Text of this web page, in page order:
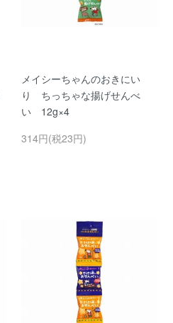
メイシーちゃんのおきにい
り ちっちゃな揚げせんべ
い 12g×4
314円(税23円)